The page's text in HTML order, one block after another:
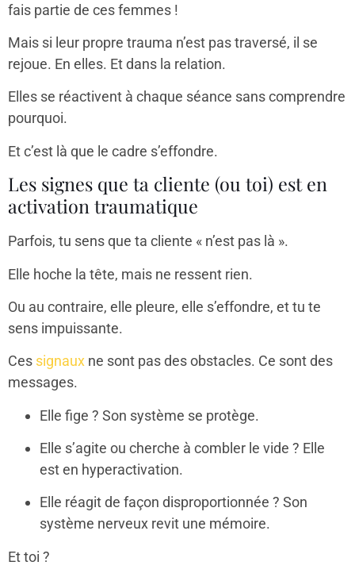
fais partie de ces femmes !
Mais si leur propre trauma n’est pas traversé, il se
rejoue. En elles. Et dans la relation.
Elles se réactivent à chaque séance sans comprendre
pourquoi.
Et c’est là que le cadre s’effondre.
Les signes que ta cliente (ou toi) est en
activation traumatique
Parfois, tu sens que ta cliente « n’est pas là ».
Elle hoche la tête, mais ne ressent rien.
Ou au contraire, elle pleure, elle s’effondre, et tu te
sens impuissante.
Ces signaux ne sont pas des obstacles. Ce sont des
messages.
Elle fige ? Son système se protège.
Elle s’agite ou cherche à combler le vide ? Elle
est en hyperactivation.
Elle réagit de façon disproportionnée ? Son
système nerveux revit une mémoire.
Et toi ?